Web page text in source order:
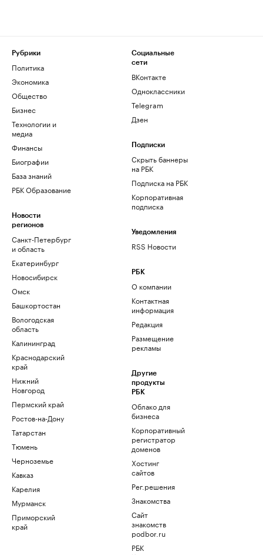
Рубрики
Политика
Экономика
Общество
Бизнес
Технологии и
медиа
Финансы
Биографии
База знаний
РБК Образование
Новости
регионов
Санкт-Петербург
и область
Екатеринбург
Новосибирск
Омск
Башкортостан
Вологодская
область
Калининград
Краснодарский
край
Нижний
Новгород
Пермский край
Ростов-на-Дону
Татарстан
Тюмень
Черноземье
Кавказ
Карелия
Мурманск
Приморский
край
Социальные
сети
ВКонтакте
Одноклассники
Telegram
Дзен
Подписки
Скрыть баннеры
на РБК
Подписка на РБК
Корпоративная
подписка
Уведомления
RSS Новости
РБК
О компании
Контактная
информация
Редакция
Размещение
рекламы
Другие
продукты
РБК
Облако для
бизнеса
Корпоративный
регистратор
доменов
Хостинг
сайтов
Рег.решения
Знакомства
Сайт
знакомств
podbor.ru
РБК